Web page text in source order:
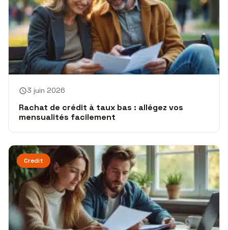
3 juin 2026
Rachat de crédit à taux bas : allégez vos
mensualités facilement
Credit